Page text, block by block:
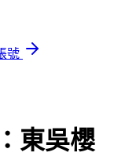
號
東吳櫻